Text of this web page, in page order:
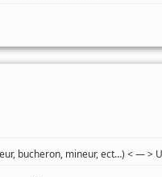
bucheron, mineur, ect…) < — >